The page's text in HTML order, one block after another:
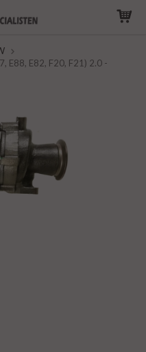
E88, E82, F20, F21) 2.0 -